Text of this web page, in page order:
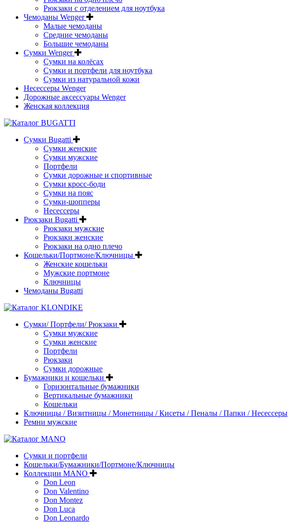
Рюкзаки с отделением для ноутбука
Чемоданы Wenger
Малые чемоданы
Средние чемоданы
Большие чемоданы
Сумки Wenger
Сумки на колёсах
Сумки и портфели для ноутбука
Сумки из натуральной кожи
Несессеры Wenger
Дорожные аксессуары Wenger
Женская коллекция
Сумки Bugatti
Сумки женские
Сумки мужские
Портфели
Сумки дорожные и спортивные
Сумки кросс-боди
Сумки на пояс
Сумки-шопперы
Несессеры
Рюкзаки Bugatti
Рюкзаки мужские
Рюкзаки женские
Рюкзаки на одно плечо
Кошельки/Портмоне/Ключницы
Женские кошельки
Мужские портмоне
Ключницы
Чемоданы Bugatti
Сумки/ Портфели/ Рюкзаки
Сумки мужские
Сумки женские
Портфели
Рюкзаки
Сумки дорожные
Бумажники и кошельки
Горизонтальные бумажники
Вертикальные бумажники
Кошельки
Ключницы / Визитницы / Монетницы / Кисеты / Пеналы / Папки / Несессеры
Ремни мужские
Сумки и портфели
Кошельки/Бумажники/Портмоне/Ключницы
Коллекции MANO
Don Leon
Don Valentino
Don Montez
Don Luca
Don Leonardo